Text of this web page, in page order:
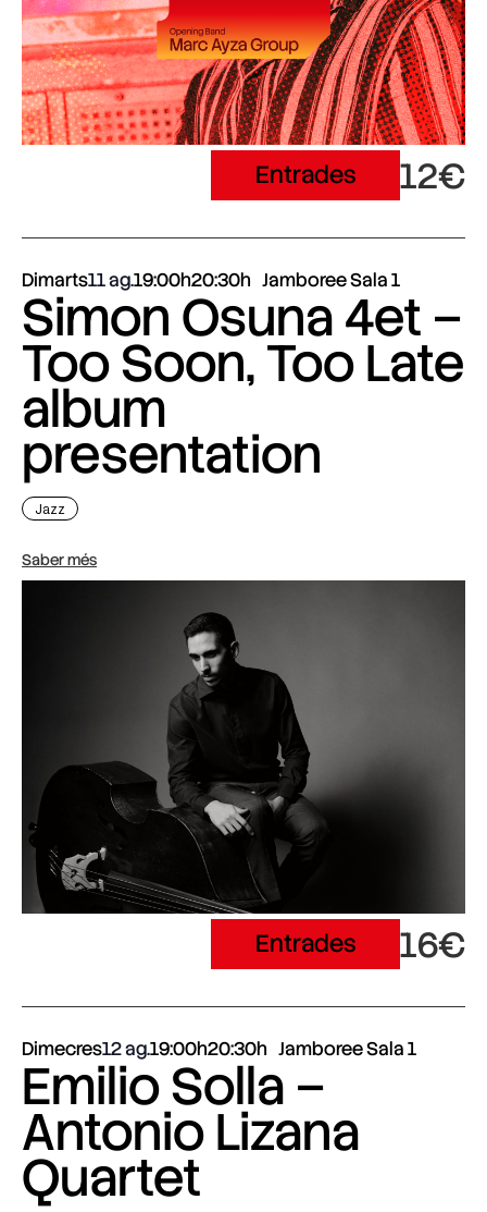
Entrades 12€
Dimarts11 ag.19:00h20:30h Jamboree Sala 1
Simon Osuna 4et –
Too Soon, Too Late
album
presentation
Jazz
Saber més
Entrades 16€
Dimecres12 ag.19:00h20:30h Jamboree Sala 1
Emilio Solla –
Antonio Lizana
Quartet